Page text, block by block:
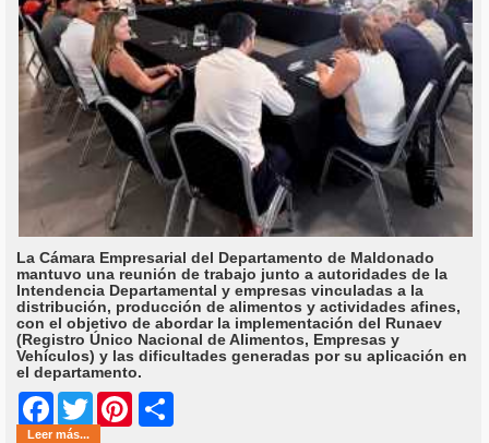
La Cámara Empresarial del Departamento de Maldonado
mantuvo una reunión de trabajo junto a autoridades de la
Intendencia Departamental y empresas vinculadas a la
distribución, producción de alimentos y actividades afines,
con el objetivo de abordar la implementación del Runaev
(Registro Único Nacional de Alimentos, Empresas y
Vehículos) y las dificultades generadas por su aplicación en
el departamento.
Facebook
Twitter Pinterest
Leer más...